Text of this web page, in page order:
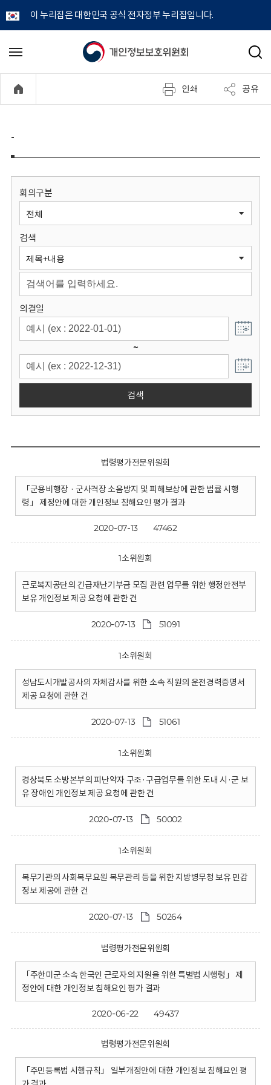
이 누리집은 대한민국 공식 전자정부 누리집입니다.
개
정
보
원
회
메
기
검
인쇄 공유
-
회의구분
검색
의결일
~
검색
법령평가전문위원회
「군용비행장 · 군사격장 소음방지 및 피해보상에 관한 법률 시행
령」 제정안에 대한 개인정보 침해요인 평가 결과
2020-07-13 47462
1소위원회
근로복지공단의 긴급재난기부금 모집 관련 업무를 위한 행정안전부
보유 개인정보 제공 요청에 관한 건
2020-07-13 51091
1소위원회
성남도시개발공사의 자체감사를 위한 소속 직원의 운전경력증명서
제공 요청에 관한 건
2020-07-13 51061
1소위원회
경상북도 소방본부의 피난약자 구조·구급업무를 위한 도내 시·군 보
유 장애인 개인정보 제공 요청에 관한 건
2020-07-13 50002
1소위원회
복무기관의 사회복무요원 복무관리 등을 위한 지방병무청 보유 민감
정보 제공에 관한 건
2020-07-13 50264
법령평가전문위원회
「주한미군 소속 한국인 근로자의 지원을 위한 특별법 시행령」 제
정안에 대한 개인정보 침해요인 평가 결과
2020-06-22 49437
법령평가전문위원회
「주민등록법 시행규칙」 일부개정안에 대한 개인정보 침해요인 평